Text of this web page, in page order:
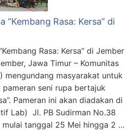
“Kembang Rasa: Kersa” di
Rasa: Kersa” di Jember
Jawa Timur – Komunitas
mengundang masyarakat untuk
seni rupa bertajuk
Pameran ini akan diadakan di
Lab) Jl. PB Sudirman No.38
mulai tanggal 25 Mei hingga 2 …